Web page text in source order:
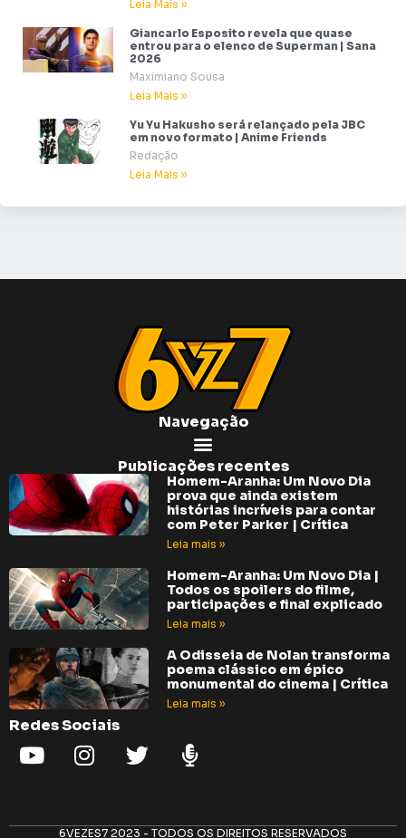
Leia Mais »
Giancarlo Esposito revela que quase
entrou para o elenco de Superman | Sana
2026
Maximiano Sousa
Leia Mais »
Yu Yu Hakusho será relançado pela JBC
em novo formato | Anime Friends
Redação
Leia Mais »
Navegação
Publicações recentes
Homem-Aranha: Um Novo Dia
prova que ainda existem
histórias incríveis para contar
com Peter Parker | Crítica
Leia mais »
Homem-Aranha: Um Novo Dia |
Todos os spoilers do filme,
participações e final explicado
Leia mais »
A Odisseia de Nolan transforma
poema clássico em épico
monumental do cinema | Crítica
Leia mais »
Redes Sociais
6VEZES7 2023 - TODOS OS DIREITOS RESERVADOS